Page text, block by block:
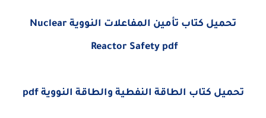
تحميل كتاب تأمين المفاعلات النووية Nuclear
Reactor Safety pdf
تحميل كتاب الطاقة النفطية والطاقة النووية pdf